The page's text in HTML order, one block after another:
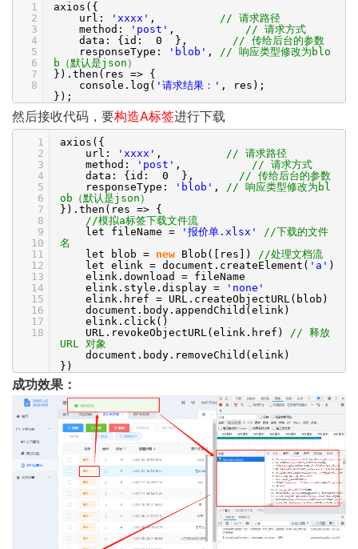
1
2
3
4
5
6
7
8
axios({
url:
'xxxx' , // 请求路径
method:
'post' , // 请求方式
data: {id: 0 }, // 传给后台的参数
responseType:
'blob' , // 响应类型修改为blo
b（默认是json）
}).then(res => {
console.log( '请求结果：' , res);
});
然后接收代码，要构造A标签进行下载
1
2
3
4
5
6
7
8
9
10
11
12
13
14
15
16
17
18
axios({
url:
'xxxx' ,
// 请求路径
method:
'post' ,
// 请求方式
data: {id: 0 },
// 传给后台的参数
responseType:
'blob' ,
// 响应类型修改为bl
ob（默认是json）
}).then(res => {
//模拟a标签下载文件流
let fileName =
'报价单.xlsx'
//下载的文件
名
let blob = new Blob([res])
//处理文档流
let elink = document.createElement( 'a' )
elink.download = fileName
elink.style.display =
'none'
elink.href = URL.createObjectURL(blob)
document.body.appendChild(elink)
elink.click()
URL.revokeObjectURL(elink.href)
// 释放
URL 对象
document.body.removeChild(elink)
})
成功效果：